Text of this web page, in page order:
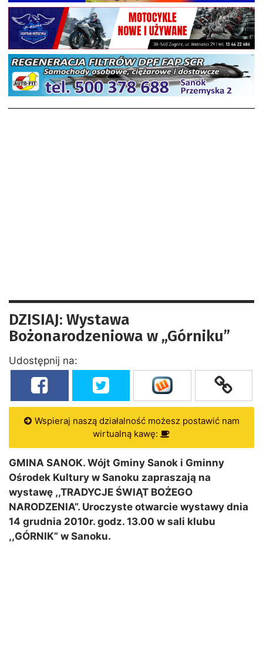
DZISIAJ: Wystawa
Bożonarodzeniowa w „Górniku”
Udostępnij na:
Wspieraj naszą działalność możesz postawić nam
wirtualną kawę:
GMINA SANOK. Wójt Gminy Sanok i Gminny
Ośrodek Kultury w Sanoku zapraszają na
wystawę ,,TRADYCJE ŚWIĄT BOŻEGO
NARODZENIA”. Uroczyste otwarcie wystawy dnia
14 grudnia 2010r. godz. 13.00 w sali klubu
,,GÓRNIK” w Sanoku.